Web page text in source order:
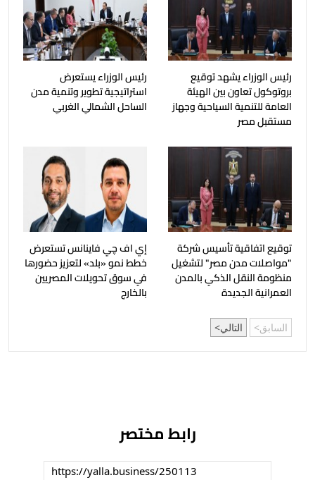
رئيس الوزراء يشهد توقيع
بروتوكول تعاون بين الهيئة
العامة للتنمية السياحية وجهاز
مستقبل مصر
رئيس الوزراء يستعرض
استراتيجية تطوير وتنمية مدن
الساحل الشمالي الغربي
توقيع اتفاقية تأسيس شركة
"مواصلات مدن مصر" لتشغيل
منظومة النقل الذكي بالمدن
العمرانية الجديدة
إي اف چي فاينانس تستعرض
خطط نمو «بلد» لتعزيز حضورها
في سوق تحويلات المصريين
بالخارج
السابق التالي
رابط مختصر